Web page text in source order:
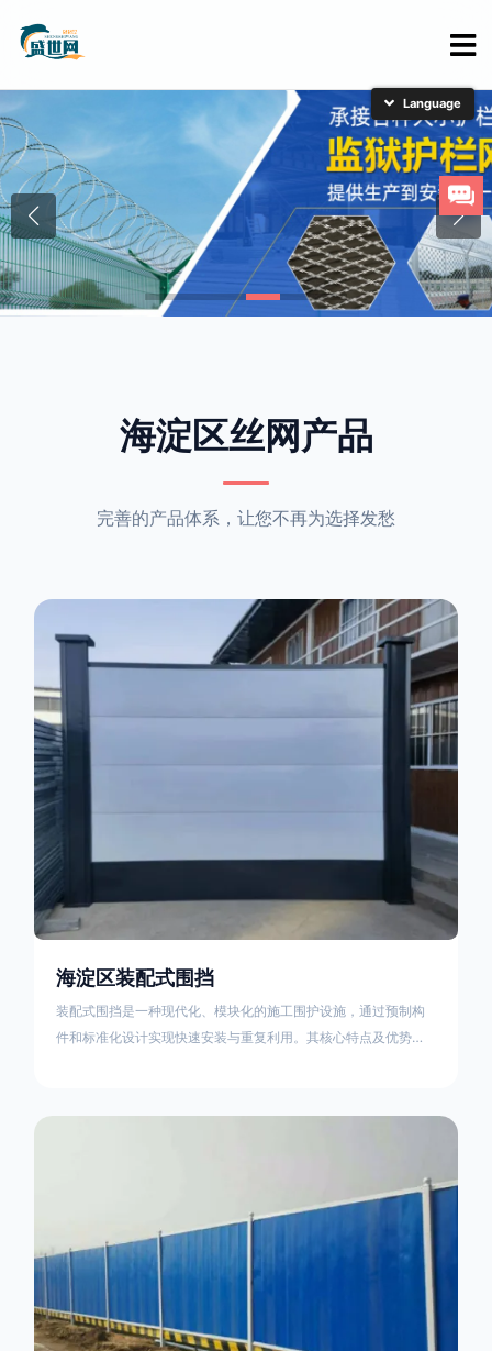
海淀区丝网产品
完善的产品体系，让您不再为选择发愁
海淀区装配式围挡
装配式围挡是一种现代化、模块化的施工围护设施，通过预制构
件和标准化设计实现快速安装与重复利用。其核心特点及优势如
撑、横撑加强筋等部件增强整体稳定性立柱规格：通常为
简体中文
English
日本語
한국어